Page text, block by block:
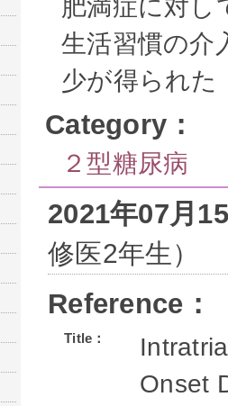
肥満症に対し
生活習慣の介
少が得られた
Category：
２型糖尿病
2021年07月
修医2年生）
Reference：
Title：
Onset